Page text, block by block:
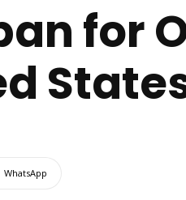
for
WhatsApp